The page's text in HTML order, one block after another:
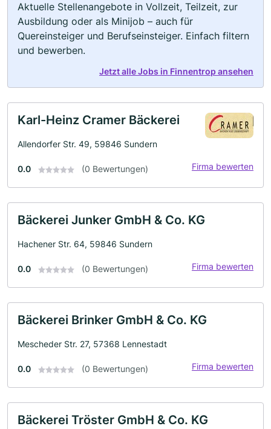
Aktuelle Stellenangebote in Vollzeit, Teilzeit, zur
Ausbildung oder als Minijob – auch für
Quereinsteiger und Berufseinsteiger. Einfach filtern
und bewerben.
Jetzt alle Jobs in Finnentrop ansehen
Karl-Heinz Cramer Bäckerei
Allendorfer Str. 49, 59846 Sundern
0.0 (0 Bewertungen) Firma bewerten
Bäckerei Junker GmbH & Co. KG
Hachener Str. 64, 59846 Sundern
0.0 (0 Bewertungen) Firma bewerten
Bäckerei Brinker GmbH & Co. KG
Mescheder Str. 27, 57368 Lennestadt
0.0 (0 Bewertungen) Firma bewerten
Bäckerei Tröster GmbH & Co. KG